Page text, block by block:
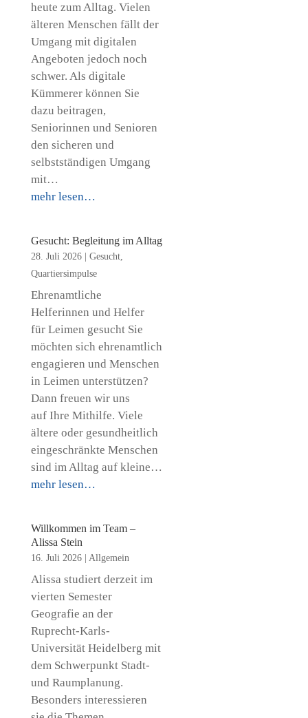
heute zum Alltag. Vielen
älteren Menschen fällt der
Umgang mit digitalen
Angeboten jedoch noch
schwer. Als digitale
Kümmerer können Sie
dazu beitragen,
Seniorinnen und Senioren
den sicheren und
selbstständigen Umgang
mit…
mehr lesen…
Gesucht: Begleitung im Alltag
28. Juli 2026| Gesucht,
Quartiersimpulse
Ehrenamtliche
Helferinnen und Helfer
für Leimen gesucht Sie
möchten sich ehrenamtlich
engagieren und Menschen
in Leimen unterstützen?
Dann freuen wir uns
auf Ihre Mithilfe. Viele
ältere oder gesundheitlich
eingeschränkte Menschen
sind im Alltag auf kleine…
mehr lesen…
Willkommen im Team –
Alissa Stein
16. Juli 2026| Allgemein
Alissa studiert derzeit im
vierten Semester
Geografie an der
Ruprecht-Karls-
Universität Heidelberg mit
dem Schwerpunkt Stadt-
und Raumplanung.
Besonders interessieren